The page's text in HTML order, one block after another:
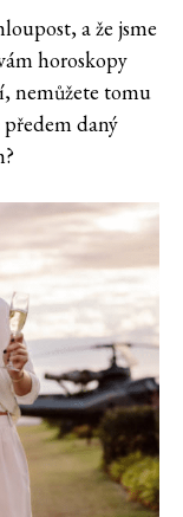
a že jsme
horoskopy
nemůžete tomu
daný